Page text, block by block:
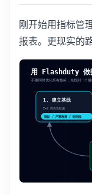
刚开始用指标管
报表。更现实的